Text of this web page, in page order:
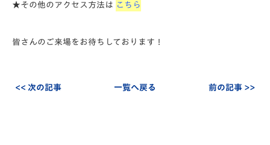
★その他のアクセス方法は こちら
皆さんのご来場をお待ちしております！
<< 次の記事 一覧へ戻る 前の記事 >>